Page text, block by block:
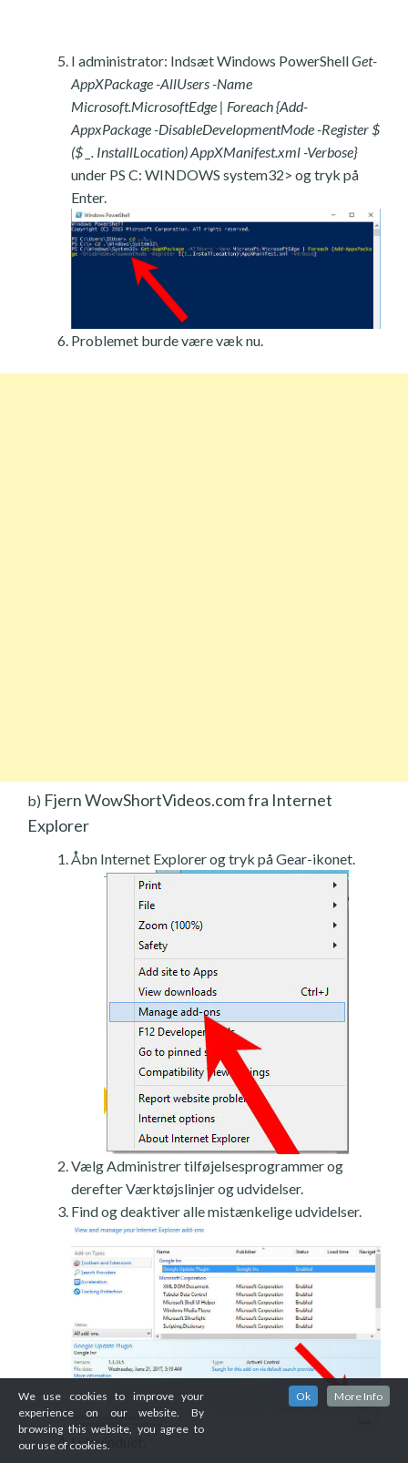
I administrator: Indsæt Windows PowerShellGet-
AppXPackage -AllUsers -Name
Microsoft.MicrosoftEdge | Foreach {Add-
AppxPackage -DisableDevelopmentMode -Register $
($ _. InstallLocation) AppXManifest.xml -Verbose}
under PS C: WINDOWS system32> og tryk på
Enter.
Problemet burde være væk nu.
b) Fjern WowShortVideos.com fra Internet
Explorer
Åbn Internet Explorer og tryk på Gear-ikonet.
Vælg Administrer tilføjelsesprogrammer og
derefter Værktøjslinjer og udvidelser.
Find og deaktiver alle mistænkelige udvidelser.
Luk vinduet.
We use cookies to improve your
experience on our website. By
browsing this website, you agree to
our use of cookies.
Ok More Info